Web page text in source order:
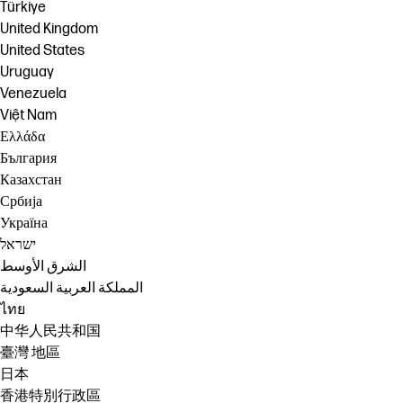
Türkiye
United Kingdom
United States
Uruguay
Venezuela
Việt Nam
Ελλάδα
България
Казахстан
Србија
Україна
ישראל
الشرق الأوسط
المملكة العربية السعودية
ไทย
中华人民共和国
臺灣 地區
日本
香港特別行政區